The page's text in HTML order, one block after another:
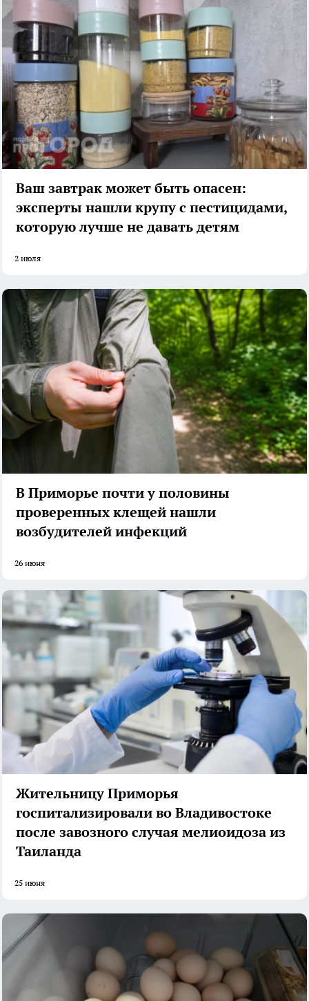
Ваш завтрак может быть опасен:
эксперты нашли крупу с пестицидами,
которую лучше не давать детям
2 июля
В Приморье почти у половины
проверенных клещей нашли
возбудителей инфекций
26 июня
Жительницу Приморья
госпитализировали во Владивостоке
после завозного случая мелиоидоза из
Таиланда
25 июня